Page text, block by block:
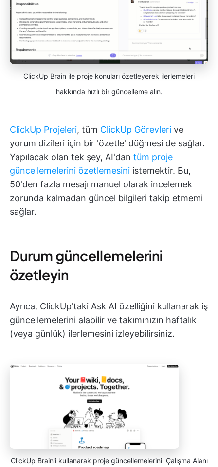
ClickUp Brain ile proje konuları özetleyerek ilerlemeleri
hakkında hızlı bir güncelleme alın.
ClickUp Projeleri, tüm ClickUp Görevleri ve
yorum dizileri için bir 'özetle' düğmesi de sağlar.
Yapılacak olan tek şey, AI'dan tüm proje
güncellemelerini özetlemesini istemektir. Bu,
50'den fazla mesajı manuel olarak incelemek
zorunda kalmadan güncel bilgileri takip etmemi
sağlar.
Durum güncellemelerini
özetleyin
Ayrıca, ClickUp'taki Ask AI özelliğini kullanarak iş
güncellemelerini alabilir ve takımınızın haftalık
(veya günlük) ilerlemesini izleyebilirsiniz.
ClickUp Brain'i kullanarak proje güncellemelerini, Çalışma Alanı